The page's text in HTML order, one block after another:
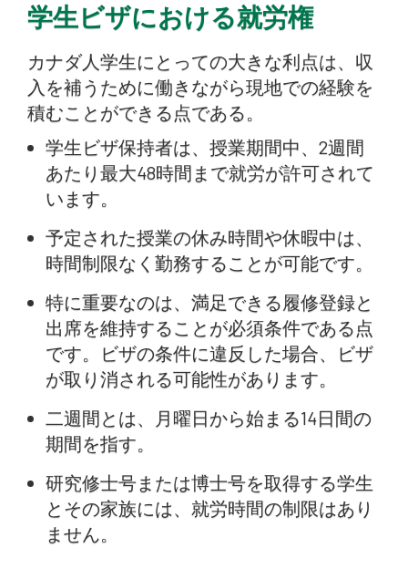
学生ビザにおける就労権
カナダ人学生にとっての大きな利点は、収
入を補うために働きながら現地での経験を
積むことができる点である。
学生ビザ保持者は、授業期間中、2週間
あたり最大48時間まで就労が許可されて
います。
予定された授業の休み時間や休暇中は、
時間制限なく勤務することが可能です。
特に重要なのは、満足できる履修登録と
出席を維持することが必須条件である点
です。ビザの条件に違反した場合、ビザ
が取り消される可能性があります。
二週間とは、月曜日から始まる14日間の
期間を指す。
研究修士号または博士号を取得する学生
とその家族には、就労時間の制限はあり
ません。